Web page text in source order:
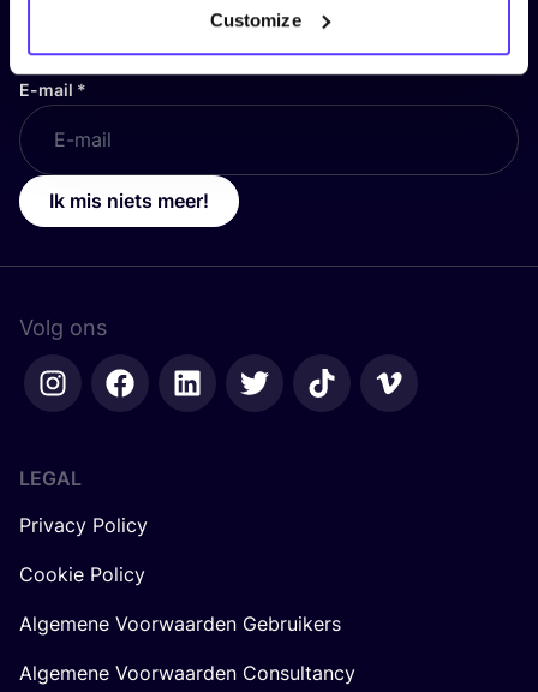
Customize
E-mail *
Ik mis niets meer!
Volg ons
LEGAL
Privacy Policy
Cookie Policy
Algemene Voorwaarden Gebruikers
Algemene Voorwaarden Consultancy